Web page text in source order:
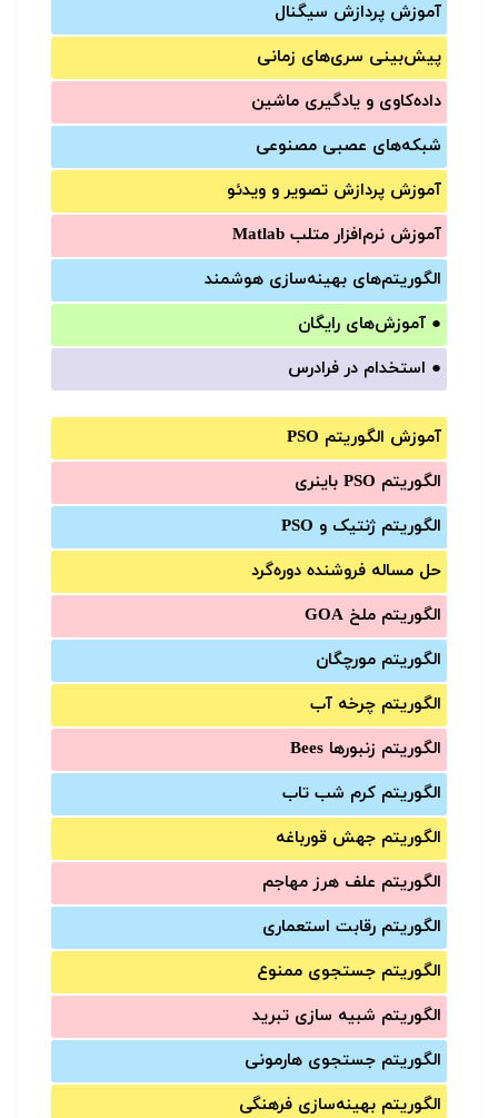
آموزش‌ پردازش سیگنال
پیش‌‌بینی سری‌‌های زمانی
داده‌کاوی و یادگیری ماشین
شبکه‌های عصبی مصنوعی
آموزش‌ پردازش تصویر و ویدئو
آموزش‌ نرم‌افزار متلب Matlab
الگوریتم‌های بهینه‌سازی هوشمند
● آموزش‌های رایگان
● استخدام در فرادرس
آموزش الگوریتم PSO
الگوریتم PSO باینری
الگوریتم ژنتیک و PSO
حل مساله فروشنده دوره‌گرد
الگوریتم ملخ GOA
الگوریتم مورچگان
الگوریتم چرخه آب
الگوریتم زنبورها Bees
الگوریتم کرم شب تاب
الگوریتم جهش قورباغه
الگوریتم علف هرز مهاجم
الگوریتم رقابت استعماری
الگوریتم جستجوی ممنوع
الگوریتم شبیه سازی تبرید
الگوریتم جستجوی هارمونی
الگوریتم بهینه‌سازی فرهنگی